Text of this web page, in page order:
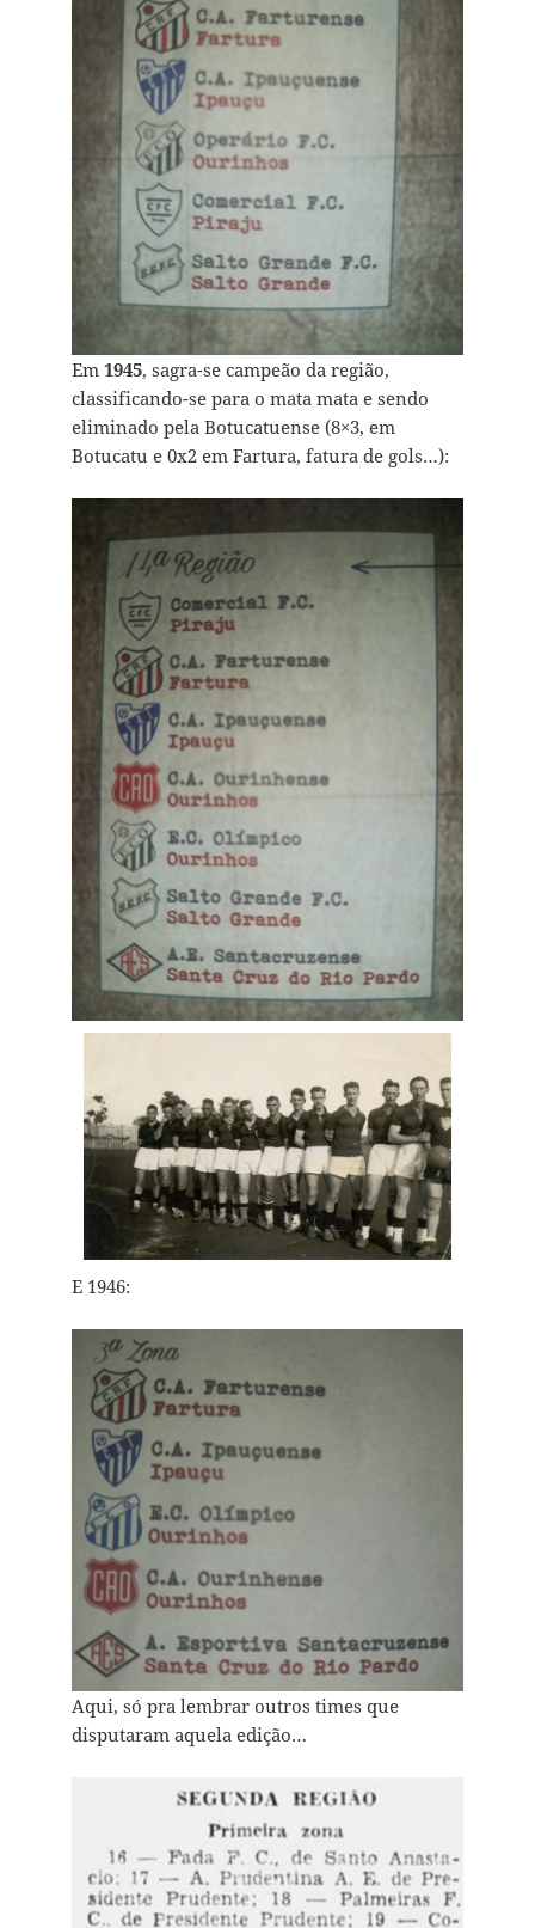
Em 1945, sagra-se campeão da região,
classificando-se para o mata mata e sendo
eliminado pela Botucatuense (8×3, em
Botucatu e 0x2 em Fartura, fatura de gols…):
E 1946:
Aqui, só pra lembrar outros times que
disputaram aquela edição…